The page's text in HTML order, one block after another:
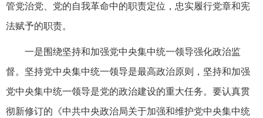
管党治党、党的自我革命中的职责定位，忠实履行党章和宪
法赋予的职责。
一是围绕坚持和加强党中央集中统一领导强化政治监
督。坚持党中央集中统一领导是最高政治原则，坚持和加强
党中央集中统一领导是党的政治建设的重大任务。要认真贯
彻新修订的《中共中央政治局关于加强和维护党中央集中统